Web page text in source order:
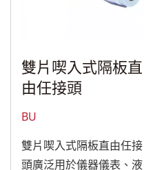
雙片喫入式隔板直
由任接頭
BU
雙片喫入式隔板直由任接
頭廣泛用於儀器儀表、液